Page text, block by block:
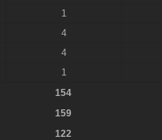
1
4
4
1
154
159
122